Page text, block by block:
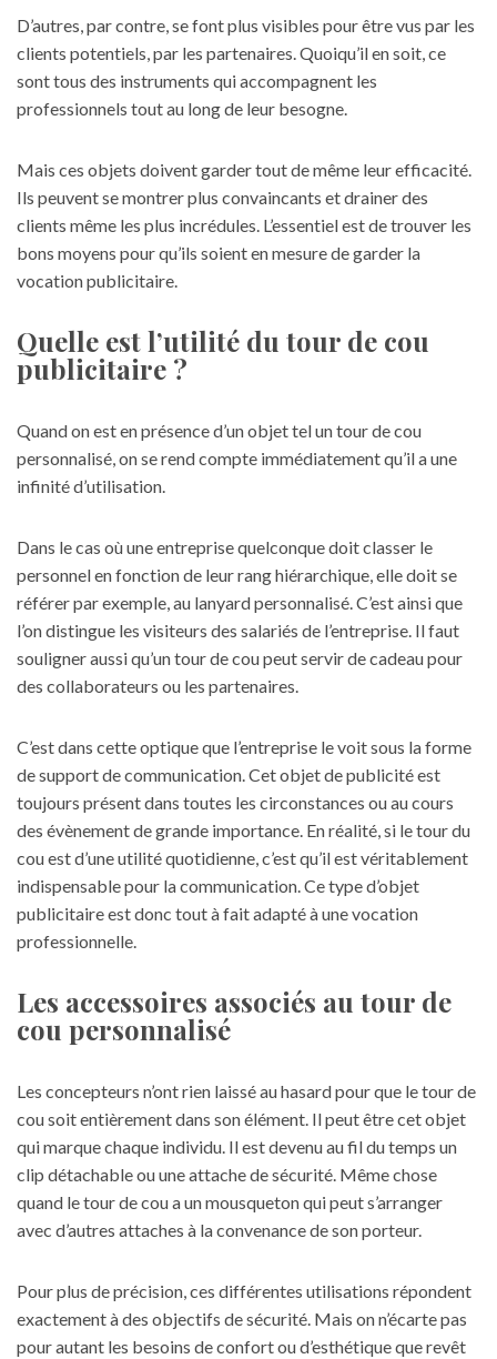
D’autres, par contre, se font plus visibles pour être vus par les
clients potentiels, par les partenaires. Quoiqu’il en soit, ce
sont tous des instruments qui accompagnent les
professionnels tout au long de leur besogne.
Mais ces objets doivent garder tout de même leur efficacité.
Ils peuvent se montrer plus convaincants et drainer des
clients même les plus incrédules. L’essentiel est de trouver les
bons moyens pour qu’ils soient en mesure de garder la
vocation publicitaire.
Quelle est l’utilité du tour de cou
publicitaire ?
Quand on est en présence d’un objet tel un tour de cou
personnalisé, on se rend compte immédiatement qu’il a une
infinité d’utilisation.
Dans le cas où une entreprise quelconque doit classer le
personnel en fonction de leur rang hiérarchique, elle doit se
référer par exemple, au lanyard personnalisé. C’est ainsi que
l’on distingue les visiteurs des salariés de l’entreprise. Il faut
souligner aussi qu’un tour de cou peut servir de cadeau pour
des collaborateurs ou les partenaires.
C’est dans cette optique que l’entreprise le voit sous la forme
de support de communication. Cet objet de publicité est
toujours présent dans toutes les circonstances ou au cours
des évènement de grande importance. En réalité, si le tour du
cou est d’une utilité quotidienne, c’est qu’il est véritablement
indispensable pour la communication. Ce type d’objet
publicitaire est donc tout à fait adapté à une vocation
professionnelle.
Les accessoires associés au tour de
cou personnalisé
Les concepteurs n’ont rien laissé au hasard pour que le tour de
cou soit entièrement dans son élément. Il peut être cet objet
qui marque chaque individu. Il est devenu au fil du temps un
clip détachable ou une attache de sécurité. Même chose
quand le tour de cou a un mousqueton qui peut s’arranger
avec d’autres attaches à la convenance de son porteur.
Pour plus de précision, ces différentes utilisations répondent
exactement à des objectifs de sécurité. Mais on n’écarte pas
pour autant les besoins de confort ou d’esthétique que revêt